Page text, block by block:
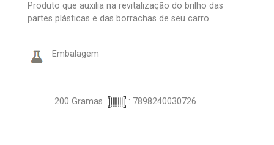
Produto que auxilia na revitalização do brilho das
partes plásticas e das borrachas de seu carro
Embalagem
200 Gramas: 7898240030726